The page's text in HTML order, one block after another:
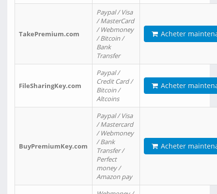
TakePremium.com
Paypal / Visa
/ MasterCard
/ Webmoney
/ Bitcoin /
Bank
Transfer
Acheter
FileSharingKey.com
Paypal /
Credit Card /
Bitcoin /
Altcoins
Acheter
BuyPremiumKey.com
Paypal / Visa
/ Mastercard
/ Webmoney
/ Bank
Transfer /
Perfect
money /
Amazon pay
Acheter